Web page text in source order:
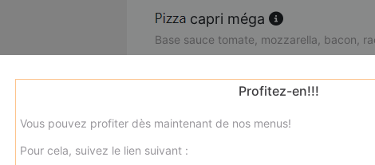
capri méga
Base sauce tomate, mozzarella, bacon,
nevada méga
Calzone jambon méga
Profitez-en!!!
Vous pouvez profiter dès maintenant de nos menus!
Pour cela, suivez le lien suivant :